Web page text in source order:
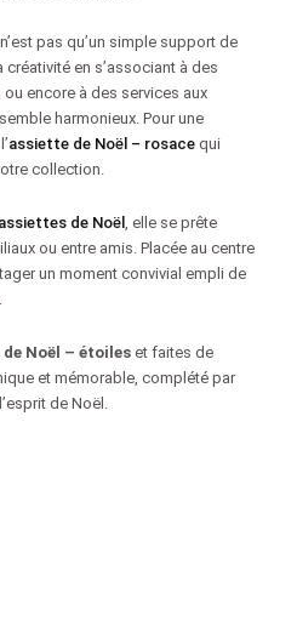
pas qu’un simple support de
créativité en s’associant à des
encore à des services aux
harmonieux. Pour une
assiette de Noël – rosacequi
collection.
assiettes de Noël , elle se prête
ou entre amis. Placée au centre
un moment convivial empli de
Noël – étoileset faites de
et mémorable, complété par
de Noël.